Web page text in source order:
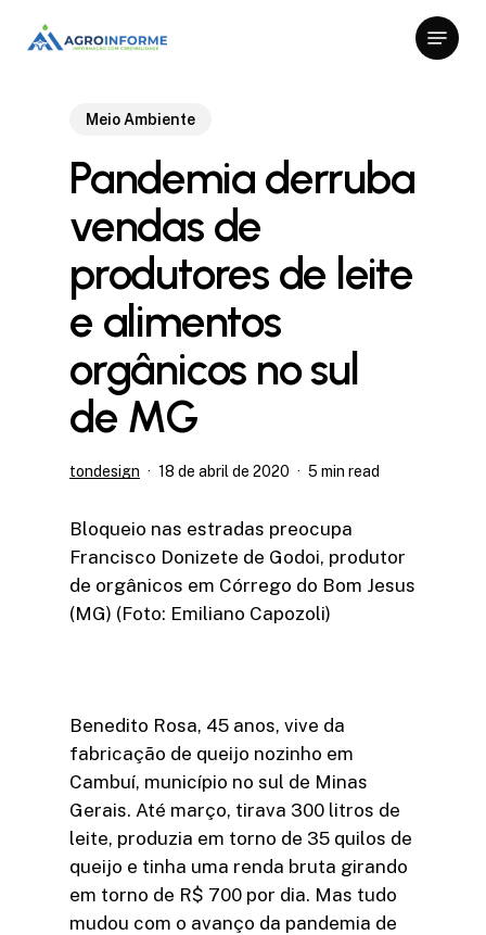
Menu
Meio Ambiente
Pandemia derruba
vendas de
produtores de leite
e alimentos
orgânicos no sul
de MG
tondesign 18 de abril de 2020 5 min read
Bloqueio nas estradas preocupa
Francisco Donizete de Godoi, produtor
de orgânicos em Córrego do Bom Jesus
(MG) (Foto: Emiliano Capozoli)
Benedito Rosa, 45 anos, vive da
fabricação de queijo nozinho em
Cambuí, município no sul de Minas
Gerais. Até março, tirava 300 litros de
leite, produzia em torno de 35 quilos de
queijo e tinha uma renda bruta girando
em torno de R$ 700 por dia. Mas tudo
mudou com o avanço da pandemia de